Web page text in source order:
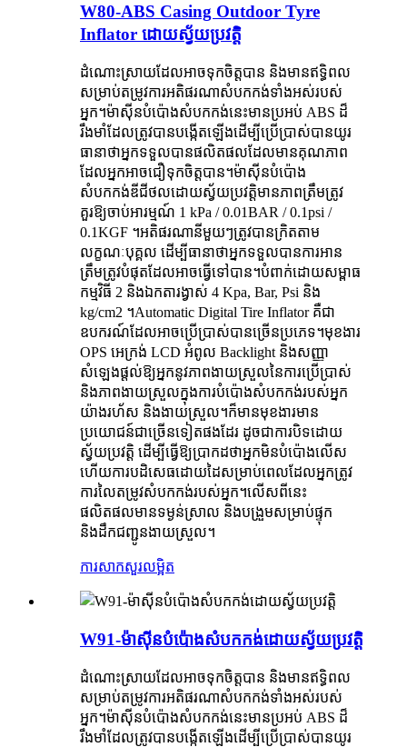
W80-ABS Casing Outdoor Tyre
Inflator ដោយស្វ័យប្រវត្តិ
ដំណោះស្រាយដែលអាចទុកចិត្តបាន និងមានឥទ្ធិពល
សម្រាប់តម្រូវការអតិផរណាសំបកកង់ទាំងអស់របស់
អ្នក។ម៉ាស៊ីនបំប៉ោងសំបកកង់នេះមានប្រអប់ ABS ដ៏
រឹងមាំដែលត្រូវបានបង្កើតឡើងដើម្បីប្រើប្រាស់បានយូរ
ធានាថាអ្នកទទួលបានផលិតផលដែលមានគុណភាព
ដែលអ្នកអាចជឿទុកចិត្តបាន។ម៉ាស៊ីនបំប៉ោង
សំបកកង់ឌីជីថលដោយស្វ័យប្រវត្តិមានភាពត្រឹមត្រូវ
គួរឱ្យចាប់អារម្មណ៍ 1 kPa / 0.01BAR / 0.1psi /
0.1KGF ។អតិផរណានីមួយៗត្រូវបានក្រិតតាម
លក្ខណៈបុគ្គល ដើម្បីធានាថាអ្នកទទួលបានការអាន
ត្រឹមត្រូវបំផុតដែលអាចធ្វើទៅបាន។បំពាក់ដោយសម្ពាធ
កម្មវិធី 2 និងឯកតារង្វាស់ 4 Kpa, Bar, Psi និង
kg/cm2 ។Automatic Digital Tire Inflator គឺជា
ឧបករណ៍ដែលអាចប្រើប្រាស់បានច្រើនប្រភេទ។មុខងារ
OPS អេក្រង់ LCD អំពូល Backlight និងសញ្ញា
សំឡេងផ្តល់ឱ្យអ្នកនូវភាពងាយស្រួលនៃការប្រើប្រាស់
និងភាពងាយស្រួលក្នុងការបំប៉ោងសំបកកង់របស់អ្នក
យ៉ាងរហ័ស និងងាយស្រួល។ក៏មានមុខងារមាន
ប្រយោជន៍ជាច្រើនទៀតផងដែរ ដូចជាការបិទដោយ
ស្វ័យប្រវត្តិ ដើម្បីធ្វើឱ្យប្រាកដថាអ្នកមិនបំប៉ោងលើស
ហើយការបដិសេធដោយដៃសម្រាប់ពេលដែលអ្នកត្រូវ
ការលៃតម្រូវសំបកកង់របស់អ្នក។លើសពីនេះ
ផលិតផលមានទម្ងន់ស្រាល និងបង្រួមសម្រាប់ផ្ទុក
និងដឹកជញ្ជូនងាយស្រួល។
ការសាកសួរលម្អិត
W91-ម៉ាស៊ីនបំប៉ោងសំបកកង់ដោយស្វ័យប្រវត្តិ
ដំណោះស្រាយដែលអាចទុកចិត្តបាន និងមានឥទ្ធិពល
សម្រាប់តម្រូវការអតិផរណាសំបកកង់ទាំងអស់របស់
អ្នក។ម៉ាស៊ីនបំប៉ោងសំបកកង់នេះមានប្រអប់ ABS ដ៏
រឹងមាំដែលត្រូវបានបង្កើតឡើងដើម្បីប្រើប្រាស់បានយូរ